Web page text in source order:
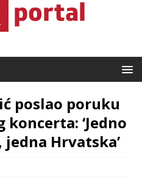
poslao poruku
‘Jedno
Hrvatska’